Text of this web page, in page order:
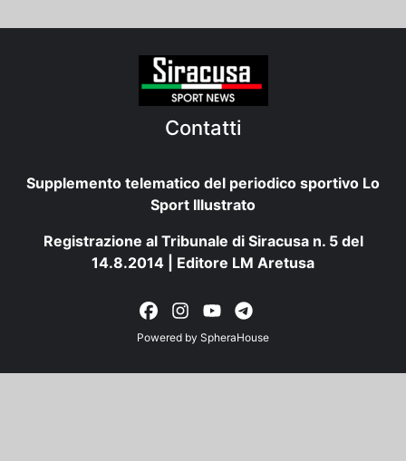
Contatti
Supplemento telematico del periodico sportivo Lo
Sport Illustrato
Registrazione al Tribunale di Siracusa n. 5 del
14.8.2014 | Editore LM Aretusa
Powered by SpheraHouse